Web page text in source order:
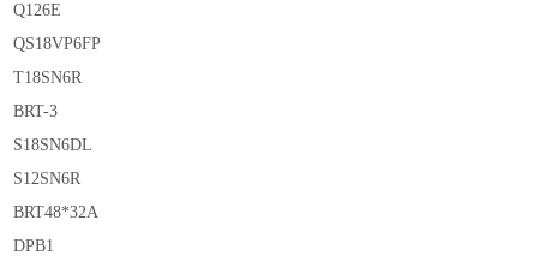
Q126E
QS18VP6FP
T18SN6R
BRT-3
S18SN6DL
S12SN6R
BRT48*32A
DPB1